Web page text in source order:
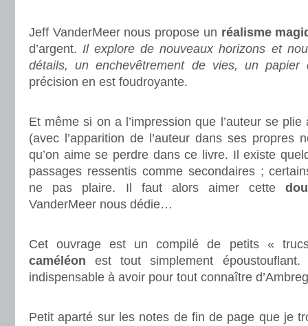
Jeff VanderMeer nous propose un réalisme
d’argent.Il explore de nouveaux horizons et
détails, un enchevêtrement de vies, un papier
précision en est foudroyante.
Et même si on a l’impression que l’auteur se
(avec l’apparition de l’auteur dans ses propres
qu’on aime se perdre dans ce livre. Il existe
passages ressentis comme secondaires ;
ne pas plaire. Il faut alors aimer cette
VanderMeer nous dédie…
Cet ouvrage est un compilé de petits «
caméléonest tout simplement
indispensable à avoir pour tout connaître
Petit aparté sur les notes de fin de page que je